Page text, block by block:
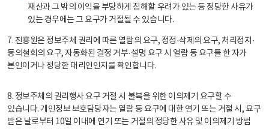
재산과 그 밖의 이익을 부당하게 침해할 우려가 있는 등 정당한 사유가
있는 경우에는 그 요구가 거절될 수 있습니다.
7. 진흥원은 정보주체 권리에 따른 열람의 요구, 정정·삭제의 요구, 처리정지·
동의철회의 요구, 자동화된 결정 거부·설명 요구 시 열람 등 요구를 한 자가
본인이거나 정당한 대리인인지를 확인합니다.
8. 정보주체의 권리행사 요구 거절 시 불복을 위한 이의제기 요구할 수
있습니다. 개인정보 보호담당자는 열람 등 요구에 대한 연기 또는 거절 시, 요구
받은 날로부터 10일 이내에 연기 또는 거절의 정당한 사유 및 이의제기 방법